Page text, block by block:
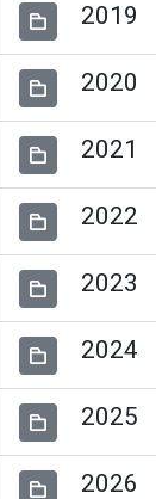
2019
2020
2021
2022
2023
2024
2025
2026